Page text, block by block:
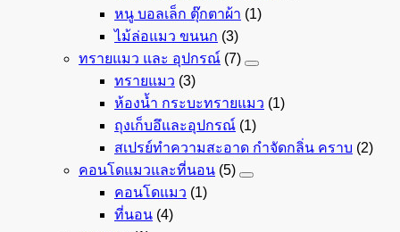
หนู บอลเล็ก ตุ๊กตาผ้า (1)
ไม้ล่อแมว ขนนก (3)
ทรายแมว และ อุปกรณ์ (7)
ทรายแมว (3)
ห้องน้ำ กระบะทรายแมว (1)
ถุงเก็บอึและอุปกรณ์ (1)
สเปรย์ทำความสะอาด กำจัดกลิ่น คราบ (2)
คอนโดแมวและที่นอน (5)
คอนโดแมว (1)
ที่นอน (4)